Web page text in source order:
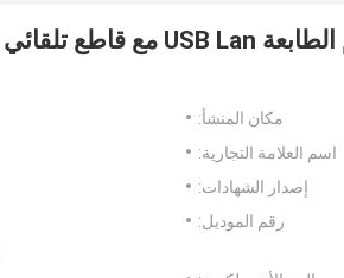
مكان المنشأ:
اسم العلامة التجارية:
إصدار الشهادات:
رقم الموديل: